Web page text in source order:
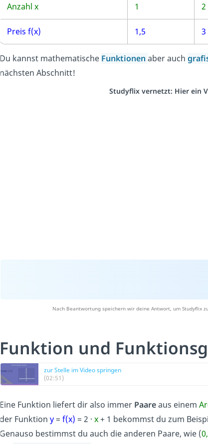
Anzahl x 1 2
Preis f(x) 1,5 3
Du kannst mathematische Funktionen aber auch
nächsten Abschnitt!
Studyflix vernetzt: Hier ein
Nach Beantwortung speichern wir deine Antwort, um Studyflix
Funktion und
zur Stelle im Video springen
(02:51)
Eine Funktion liefert dir also immer Paareaus einem
der Funktion y= f(x) = 2 · x+ 1 bekommst du zum
Genauso bestimmst du auch die anderen Paare, wie (